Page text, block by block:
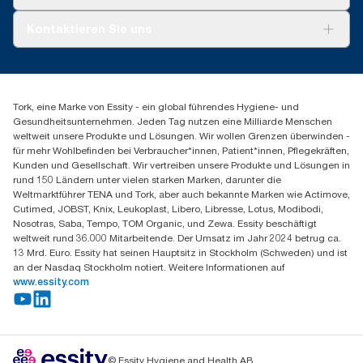
Spenderreklamation
+41 (0)848/810152
Essity Switzerland AG
Parkstraße 1b
6214 Schenkon
Mo-Do 8:00-16:30 | Fr 8:00-15:00
GLN: 7609999000928
Tork, eine Marke von Essity - ein global führendes Hygiene- und
Gesundheitsunternehmen. Jeden Tag nutzen eine Milliarde Menschen
weltweit unsere Produkte und Lösungen. Wir wollen Grenzen überwinden -
für mehr Wohlbefinden bei Verbraucher*innen, Patient*innen, Pflegekräften,
Kunden und Gesellschaft. Wir vertreiben unsere Produkte und Lösungen in
rund 150 Ländern unter vielen starken Marken, darunter die
Weltmarktführer TENA und Tork, aber auch bekannte Marken wie Actimove,
Cutimed, JOBST, Knix, Leukoplast, Libero, Libresse, Lotus, Modibodi,
Nosotras, Saba, Tempo, TOM Organic, und Zewa. Essity beschäftigt
weltweit rund 36.000 Mitarbeitende. Der Umsatz im Jahr 2024 betrug ca.
13 Mrd. Euro. Essity hat seinen Hauptsitz in Stockholm (Schweden) und ist
an der Nasdaq Stockholm notiert. Weitere Informationen auf
www.essity.com
© Essity Hygiene and Health AB